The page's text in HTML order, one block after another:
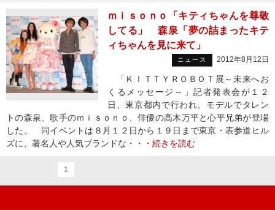
ｍｉｓｏｎｏ「キティちゃんを尊敬
してる」 森泉「夢の詰まったキテ
ィちゃんを見に来て」
ニュース 2012年8月12日
「ＫＩＴＴＹＲＯＢＯＴ展～未来へお
くるメッセージ～」記者発表会が１２
日、東京都内で行われ、モデルでタレン
トの森泉、歌手のｍｉｓｏｎｏ、俳優の高木万平と心平兄弟が登場
した。 同イベントは８月１２日から１９日まで東京・表参道ヒル
ズに、著名人や人気ブランドな・・・ 続きを読む
1